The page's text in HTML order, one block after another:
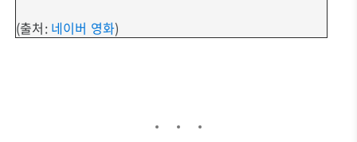
(출처: 네이버 영화)